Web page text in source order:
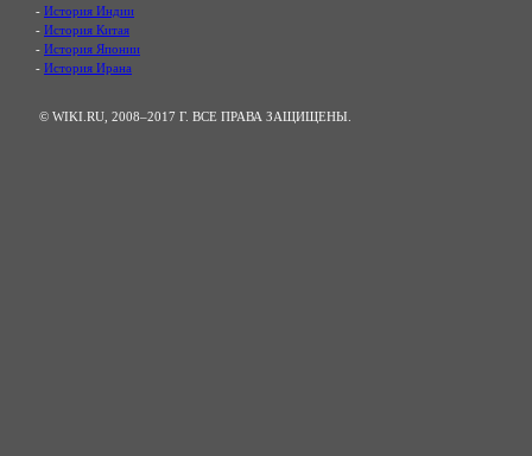
- История Индии
- История Китая
- История Японии
- История Ирана
© WIKI.RU, 2008–2017 Г. ВСЕ ПРАВА ЗАЩИЩЕНЫ.